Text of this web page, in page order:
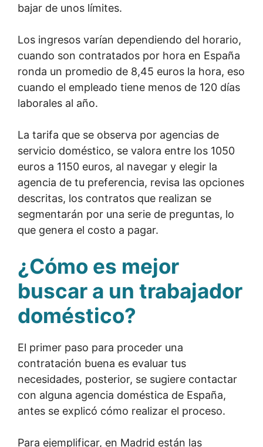
bajar de unos límites.
Los ingresos varían dependiendo del horario,
cuando son contratados por hora en España
ronda un promedio de 8,45 euros la hora, eso
cuando el empleado tiene menos de 120 días
laborales al año.
La tarifa que se observa por agencias de
servicio doméstico, se valora entre los 1050
euros a 1150 euros, al navegar y elegir la
agencia de tu preferencia, revisa las opciones
descritas, los contratos que realizan se
segmentarán por una serie de preguntas, lo
que genera el costo a pagar.
¿Cómo es mejor
buscar a un trabajador
doméstico?
El primer paso para proceder una
contratación buena es evaluar tus
necesidades, posterior, se sugiere contactar
con alguna agencia doméstica de España,
antes se explicó cómo realizar el proceso.
Para ejemplificar, en Madrid están las